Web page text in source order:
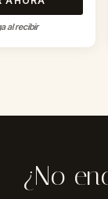
al recibir
¿No